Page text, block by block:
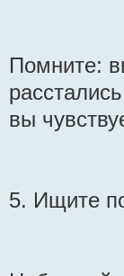
Помните:
вы
5. Ищите